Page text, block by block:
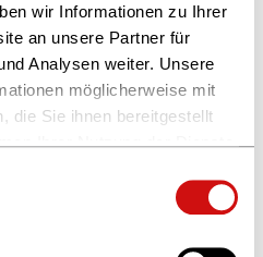
wir Informationen zu Ihrer
an unsere Partner für
Analysen weiter. Unsere
möglicherweise mit
die Sie ihnen bereitgestellt
Ihrer Nutzung der Dienste
Sie in unserer
für KI-Anbieter wirksam
ist das Sofortprogramm
das Ansinnen, bei der
Allen voran die